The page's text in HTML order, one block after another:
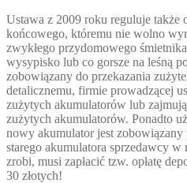
Ustawa z 2009 roku reguluje
końcowego, któremu nie wolno
zwykłego przydomowego
wysypisko lub co gorsze na leśną
zobowiązany do przekazania
detalicznemu, firmie prowadzącej
zużytych akumulatorów lub
zużytych akumulatorów. Ponadto
nowy akumulator jest zobowiązany
starego akumulatora sprzedawcy w
zrobi, musi zapłacić tzw. opłatę
30 złotych!